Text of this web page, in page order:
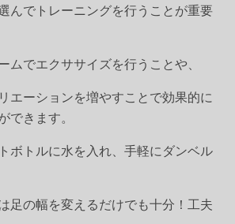
んでトレーニングを行うことが重要
ムでエクササイズを行うことや、
エーションを増やすことで効果的に
できます。
ボトルに水を入れ、手軽にダンベル
足の幅を変えるだけでも十分！工夫